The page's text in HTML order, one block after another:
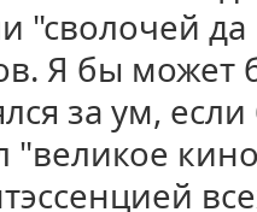
"сволочей
Я бы может
за ум,
"великое